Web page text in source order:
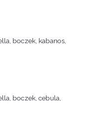
boczek, kabanos,
boczek, cebula,